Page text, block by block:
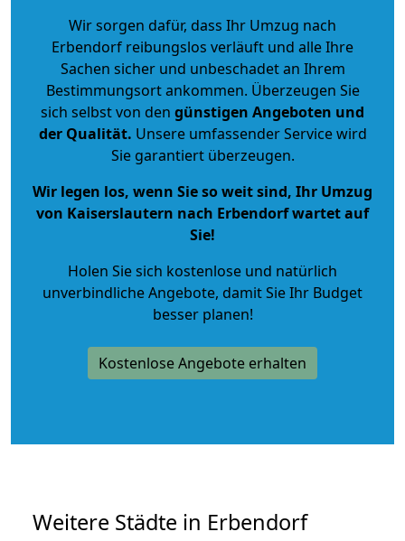
Wir sorgen dafür, dass Ihr Umzug nach
Erbendorf reibungslos verläuft und alle Ihre
Sachen sicher und unbeschadet an Ihrem
Bestimmungsort ankommen. Überzeugen Sie
sich selbst von den günstigen Angeboten und
der Qualität. Unsere umfassender Service wird
Sie garantiert überzeugen.
Wir legen los, wenn Sie so weit sind, Ihr Umzug
von Kaiserslautern nach Erbendorf wartet auf
Sie!
Holen Sie sich kostenlose und natürlich
unverbindliche Angebote, damit Sie Ihr Budget
besser planen!
Kostenlose Angebote erhalten
Weitere Städte in Erbendorf